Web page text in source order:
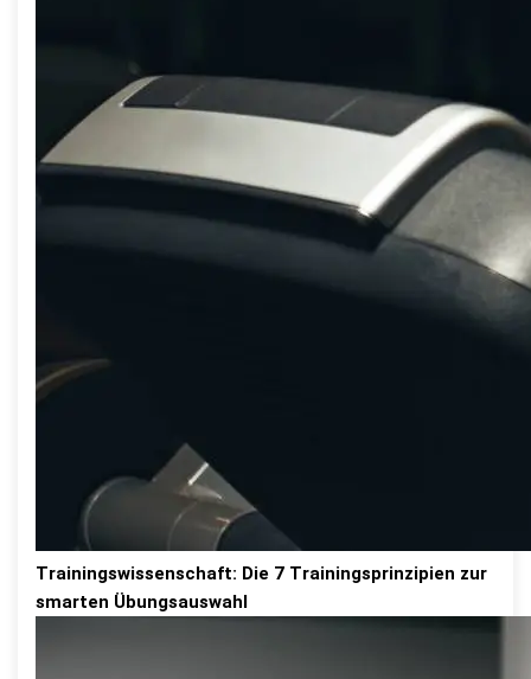
Trainingswissenschaft: Die 7 Trainingsprinzipien zur
smarten Übungsauswahl